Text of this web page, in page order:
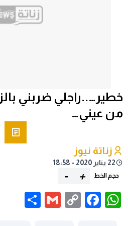
خطير…..راجلي ضربني
من عيني…
زناتة نيوز
22 يناير 2020 - 18:58
حجم الخط +
-
WhatsApp
Facebook
Copy
Gmail